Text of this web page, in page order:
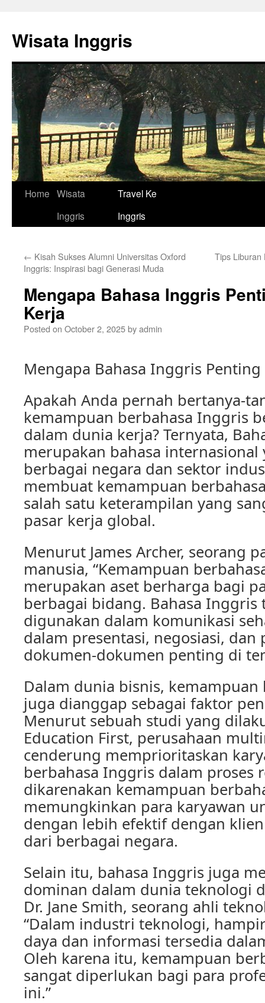
content
Wisata Inggris
Home Wisata
Inggris
Travel Ke
Inggris
← Kisah Sukses Alumni Universitas Oxford
Inggris: Inspirasi bagi Generasi Muda
Tips Liburan
Mengapa Bahasa Inggris
Kerja
Posted on October 2, 2025byadmin
Mengapa Bahasa Inggris
Apakah Anda pernah bertanya-
kemampuan berbahasa Inggris
dalam dunia kerja? Ternyata,
merupakan bahasa
berbagai negara dan sektor
membuat kemampuan
salah satu keterampilan yang
pasar kerja global.
Menurut James Archer, seorang
manusia, “Kemampuan
merupakan aset berharga bagi
berbagai bidang. Bahasa Inggris
digunakan dalam komunikasi
dalam presentasi, negosiasi, dan
dokumen-dokumen penting di
Dalam dunia bisnis,
juga dianggap sebagai faktor
Menurut sebuah studi yang
Education First, perusahaan
cenderung memprioritaskan
berbahasa Inggris dalam proses
dikarenakan kemampuan
memungkinkan para karyawan
dengan lebih efektif dengan
dari berbagai negara.
Selain itu, bahasa Inggris juga
dominan dalam dunia teknologi
Dr. Jane Smith, seorang ahli
“Dalam industri teknologi,
daya dan informasi tersedia
Oleh karena itu, kemampuan
sangat diperlukan bagi para
ini.”